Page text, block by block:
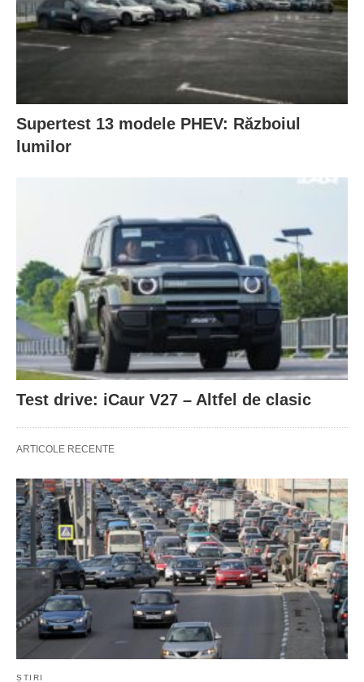
Supertest 13 modele PHEV: Războiul
lumilor
Test drive: iCaur V27 – Altfel de clasic
ARTICOLE RECENTE
ȘTIRI